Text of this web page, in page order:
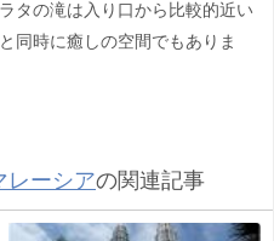
タの滝は入り口から比較的近い
同時に癒しの空間でもありま
レーシアの関連記事